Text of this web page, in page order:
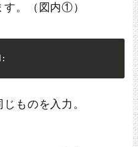
す。（図内①）
ものを入力。